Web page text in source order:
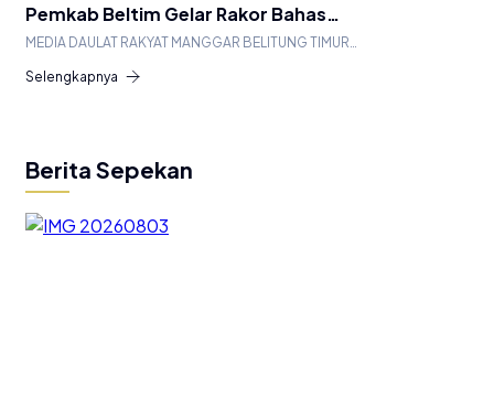
Pemkab Beltim Gelar Rakor Bahas…
MEDIA DAULAT RAKYAT MANGGAR BELITUNG TIMUR…
Selengkapnya
Berita Sepekan